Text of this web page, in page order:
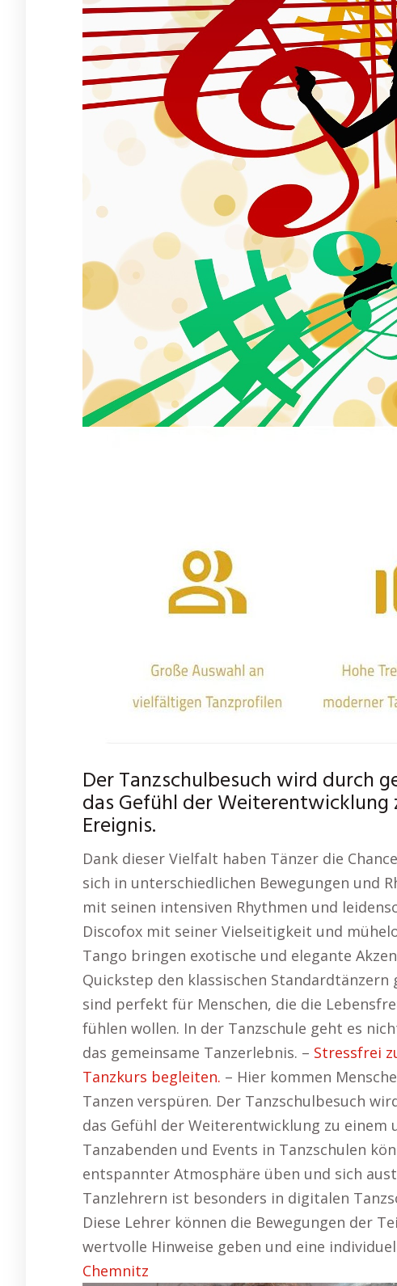
Der Tanzschulbesuch wird durch
das Gefühl der Weiterentwicklung
Ereignis.
Dank dieser Vielfalt haben Tänzer die
sich in unterschiedlichen Bewegungen und
mit seinen intensiven Rhythmen und
Discofox mit seiner Vielseitigkeit und
Tango bringen exotische und elegante
Quickstep den klassischen Standardtänzern
sind perfekt für Menschen, die die
fühlen wollen. In der Tanzschule geht es
das gemeinsame Tanzerlebnis. – Stressfrei
Tanzkurs begleiten. – Hier kommen
Tanzen verspüren. Der Tanzschulbesuch
das Gefühl der Weiterentwicklung zu einem
Tanzabenden und Events in Tanzschulen
entspannter Atmosphäre üben und sich
Tanzlehrern ist besonders in digitalen
Diese Lehrer können die Bewegungen der
wertvolle Hinweise geben und eine
Chemnitz